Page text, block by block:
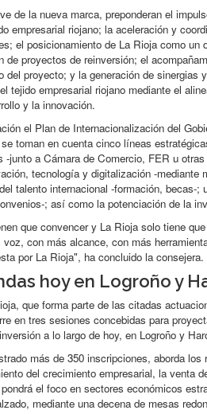
de la nueva marca, preponderan el
empresarial riojano; la aceleración y
el posicionamiento de La Rioja como
de proyectos de reinversión; el
del proyecto; y la generación de sinergias
tejido empresarial riojano mediante el
y la innovación.
el Plan de Internacionalización del
toman en cuenta cinco líneas
-junto a Cámara de Comercio, FER u
tecnología y digitalización -mediante
talento internacional -formación, becas-;
; así como la potenciación de la
que convencer y La Rioja solo tiene
con más alcance, con más
por La Rioja", ha concluido la consejera.
hoy en Logroño y
que forma parte de las citadas
en tres sesiones concebidas para
a lo largo de hoy, en Logroño y
más de 350 inscripciones, aborda
del crecimiento empresarial, la venta
el foco en sectores económicos
mediante una decena de mesas